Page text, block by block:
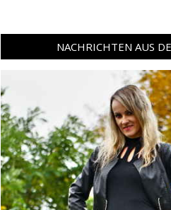
NACHRICHTEN AUS